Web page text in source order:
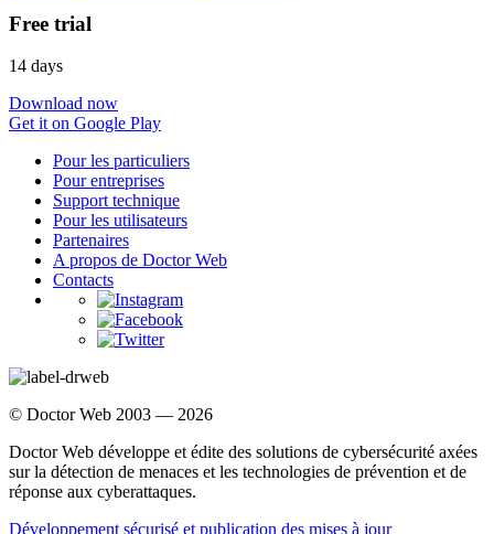
Free trial
14 days
Download now
Get it on Google Play
Pour les particuliers
Pour entreprises
Support technique
Pour les utilisateurs
Partenaires
A propos de Doctor Web
Contacts
© Doctor Web 2003 — 2026
Doctor Web développe et édite des solutions de cybersécurité axées
sur la détection de menaces et les technologies de prévention et de
réponse aux cyberattaques.
Développement sécurisé et publication des mises à jour